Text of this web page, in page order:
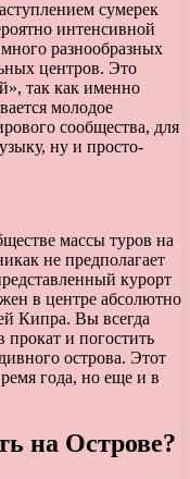
сумерек
интенсивной
разнообразных
центров. Это
так как именно
молодое
сообщества, для
ну и просто-
массы туров на
не предполагает
курорт
в центре абсолютно
Кипра. Вы всегда
прокат и погостить
острова. Этот
года, но еще и в
на Острове?